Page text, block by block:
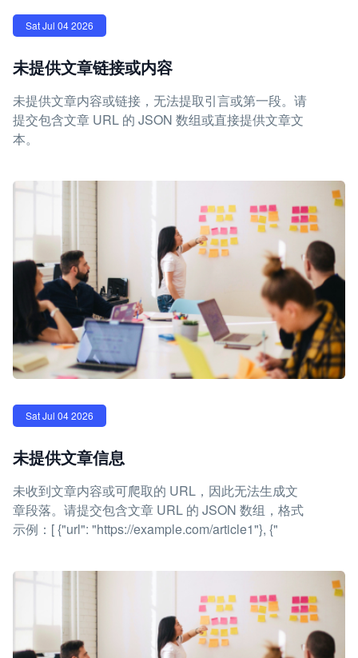
Sat Jul 04 2026
未提供文章链接或内容
未提供文章内容或链接，无法提取引言或第一段。请
提交包含文章 URL 的 JSON 数组或直接提供文章文
本。
Sat Jul 04 2026
未提供文章信息
未收到文章内容或可爬取的 URL，因此无法生成文
章段落。请提交包含文章 URL 的 JSON 数组，格式
示例：[ {"url": "https://example.com/article1"}, {"